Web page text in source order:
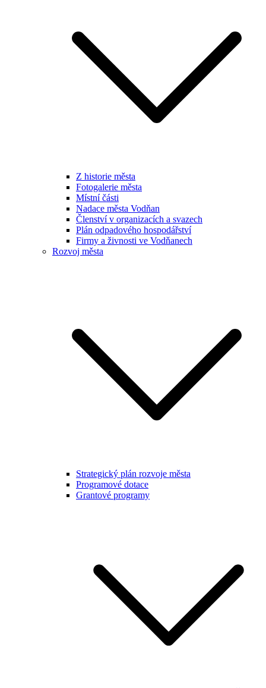
Z historie města
Fotogalerie města
Místní části
Nadace města Vodňan
Členství v organizacích a svazech
Plán odpadového hospodářství
Firmy a živnosti ve Vodňanech
Rozvoj města
Strategický plán rozvoje města
Programové dotace
Grantové programy